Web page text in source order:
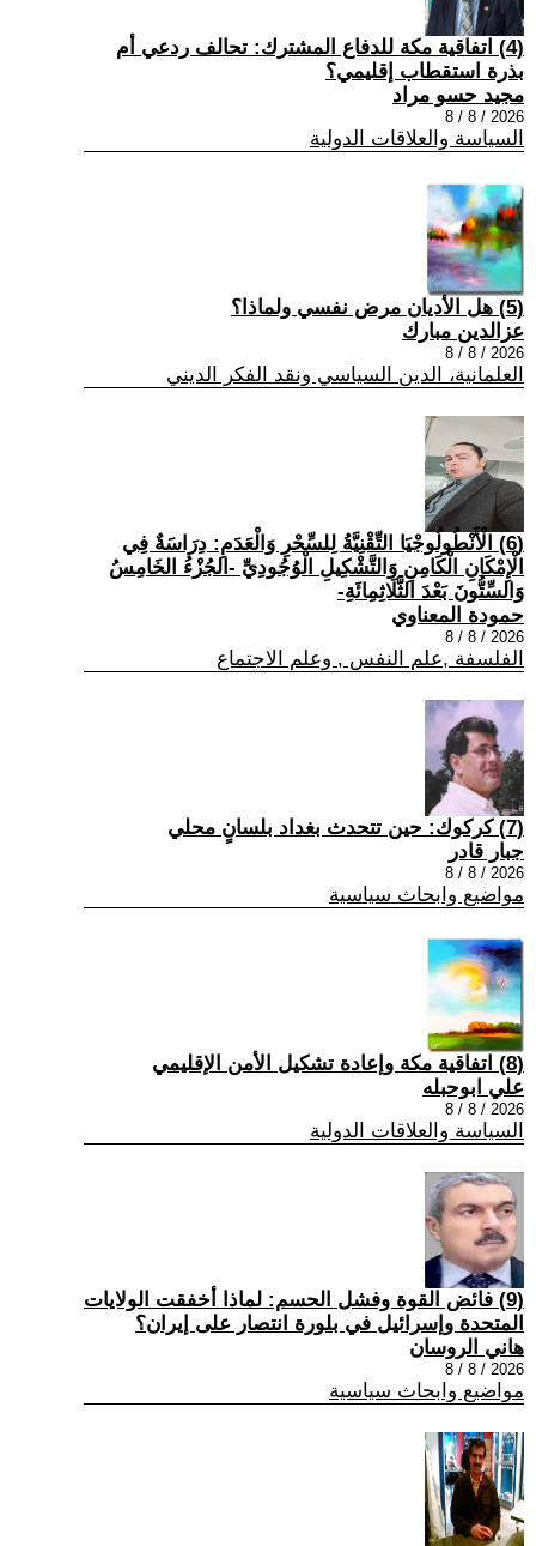
(4) اتفاقية مكة للدفاع المشترك: تحالف ردعي أم
بذرة استقطاب إقليمي؟
مجيد حسو مراد
2026 / 8 / 8
السياسة والعلاقات الدولية
(5) هل الأديان مرض نفسي ولماذا؟
عزالدين مبارك
2026 / 8 / 8
العلمانية، الدين السياسي ونقد الفكر الديني
(6) الْأَنْطُولُوجْيَا التِّقْنِيَّةُ لِلسِّحْرِ وَالْعَدَمِ: دِرَاسَةٌ فِي
الْإِمْكَانِ الْكَامِنِ وَالتَّشْكِيلِ الْوُجُودِيِّ -الجُزْءُ الخَامِسُ
وَالسِّتُّونَ بَعْدَ الثَّلَاثِمِائَةِ-
حمودة المعناوي
2026 / 8 / 8
الفلسفة ,علم النفس , وعلم الاجتماع
(7) كركوك: حين تتحدث بغداد بلسانٍ محلي
جبار قادر
2026 / 8 / 8
مواضيع وابحاث سياسية
(8) اتفاقية مكة وإعادة تشكيل الأمن الإقليمي
علي ابوحبله
2026 / 8 / 8
السياسة والعلاقات الدولية
(9) فائض القوة وفشل الحسم: لماذا أخفقت الولايات
المتحدة وإسرائيل في بلورة انتصار على إيران؟
هاني الروسان
2026 / 8 / 8
مواضيع وابحاث سياسية